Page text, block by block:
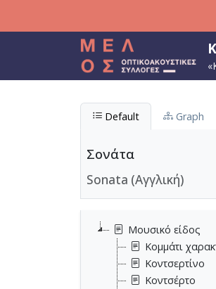
Default Graph
Σονάτα
Sonata (Αγγλική)
Μουσικό είδος
Κομμάτι
Κοντσερτίνο
Κοντσέρτο